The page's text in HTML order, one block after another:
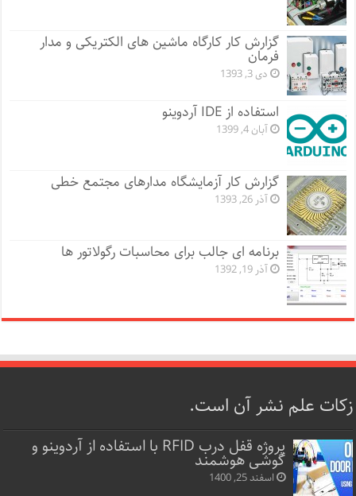
گزارش کار کارگاه ماشین های الکتریکی و مدار
فرمان
دی 3, 1393
استفاده از IDE آردوینو
آبان 4, 1399
گزارش کار آزمایشگاه مدارهای مجتمع خطی
آذر 26, 1393
برنامه ای جالب برای محاسبات رگولاتور ها
آذر 19, 1392
زکات علم نشر آن است.
پروژه قفل‌ درب RFID با استفاده از آردوینو و
گوشی هوشمند
اسفند 25, 1400